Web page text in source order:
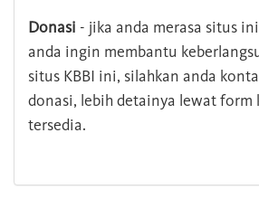
Donasi - jika anda merasa situs
anda ingin membantu
situs KBBI ini, silahkan anda
donasi, lebih detainya lewat form
tersedia.